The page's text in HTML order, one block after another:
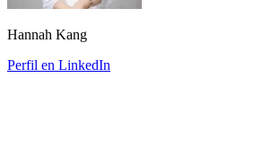
Hannah Kang
Perfil en LinkedIn